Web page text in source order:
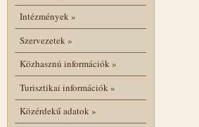
Intézmények»
Szervezetek»
Közhasznú információk»
Turisztikai információk»
Közérdekű adatok»